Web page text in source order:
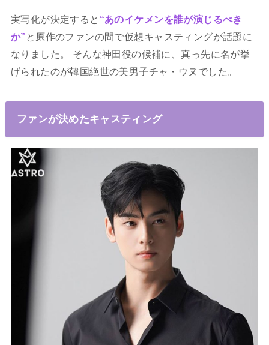
実写化が決定すると “あのイケメンを誰が演じるべき
か” と原作のファンの間で仮想キャスティングが話題に
なりました。 そんな神田役の候補に、真っ先に名が挙
げられたのが韓国絶世の美男子チャ・ウヌでした。
ファンが決めたキャスティング